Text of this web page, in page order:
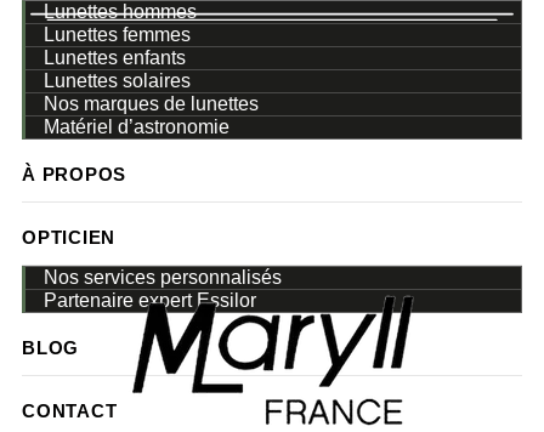
Lunettes hommes
Lunettes femmes
Lunettes enfants
Lunettes solaires
Nos marques de lunettes
Matériel d’astronomie
À PROPOS
OPTICIEN
Nos services personnalisés
Partenaire expert Essilor
BLOG
CONTACT
ACCUEIL
LUNETTESMARYLL